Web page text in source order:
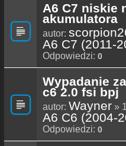
A6 C7 niskie
akumulatora
autor:
A6 C7 (2011-
Odpowiedzi: 0
Wypadanie
c6 2.0 fsi bpj
autor: Wayner »
A6 C6 (2004-
Odpowiedzi: 0